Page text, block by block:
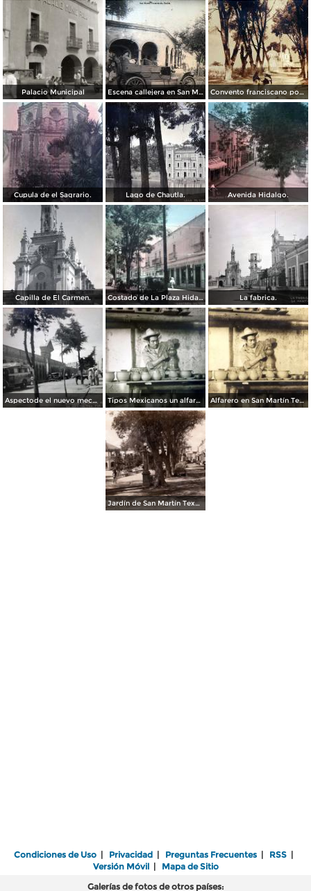
Palacio Municipal Escena callejera en San Martín Texmelucán, Puebla. Convento franciscano por el Fotógrafo ricardo Mantel.
Cupula de el Sagrario. Lago de Chautla. Avenida Hidalgo.
Capilla de El Carmen. Costado de La Plaza Hidalgo. La fabrica.
Aspectode el nuevo mecado. Tipos Mexicanos un alfarero. Alfarero en San Martín Texmelucán
Jardín de San Martín Texmelucán
Condiciones de Uso | Privacidad | Preguntas Frecuentes | RSS |
Versión Móvil| Mapa de Sitio
Galerías de fotos de otros países: